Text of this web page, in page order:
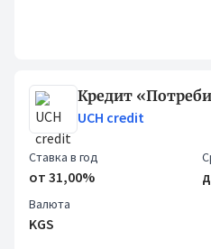
Кредит
UCH credit
Ставка в год
от 31,00%
Валюта
KGS